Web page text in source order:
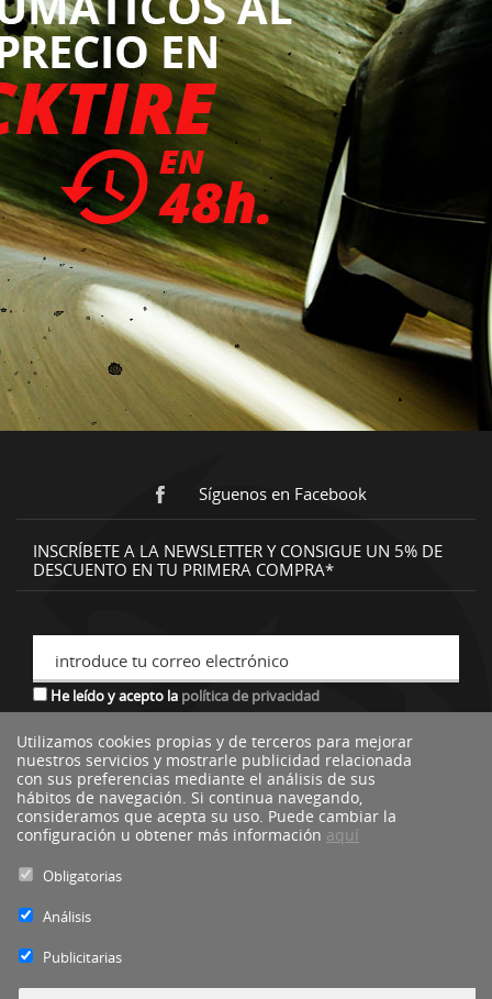
Síguenos en Facebook
INSCRÍBETE A LA NEWSLETTER Y CONSIGUE UN 5% DE
DESCUENTO EN TU PRIMERA COMPRA*
introduce tu correo electrónico
He leído y acepto la política de privacidad
*descuento no acumulable a otras ofertas o promociones.
Utilizamos cookies propias y de terceros para mejorar
nuestros servicios y mostrarle publicidad relacionada
con sus preferencias mediante el análisis de sus
hábitos de navegación. Si continua navegando,
consideramos que acepta su uso. Puede cambiar la
configuración u obtener más información aquí
Obligatorias
Análisis
Publicitarias